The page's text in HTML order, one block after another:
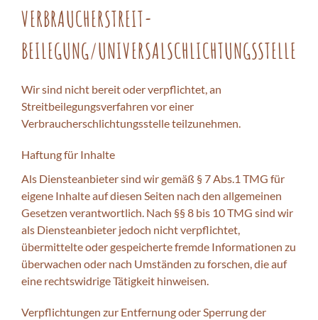
VERBRAUCHER­STREIT­
BEILEGUNG/UNIVERSAL­SCHLICHTUNGS­STELLE
Wir sind nicht bereit oder verpflichtet, an
Streitbeilegungsverfahren vor einer
Verbraucherschlichtungsstelle teilzunehmen.
Haftung für Inhalte
Als Diensteanbieter sind wir gemäß § 7 Abs.1 TMG für
eigene Inhalte auf diesen Seiten nach den allgemeinen
Gesetzen verantwortlich. Nach §§ 8 bis 10 TMG sind wir
als Diensteanbieter jedoch nicht verpflichtet,
übermittelte oder gespeicherte fremde Informationen zu
überwachen oder nach Umständen zu forschen, die auf
eine rechtswidrige Tätigkeit hinweisen.
Verpflichtungen zur Entfernung oder Sperrung der